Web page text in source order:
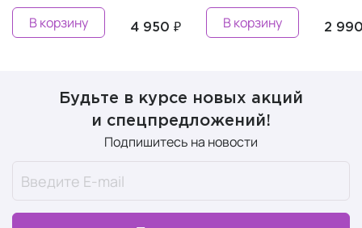
4 950 ₽ 2 990 ₽
В корзину
Будьте в курсе новых акций
и спецпредложений!
Подпишитесь на новости